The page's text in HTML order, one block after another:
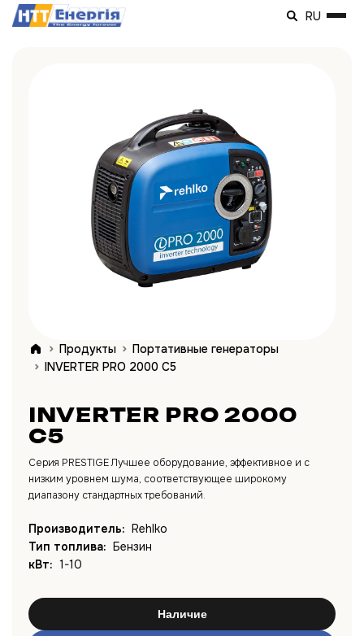
RU
Продукты
Портативные генераторы
INVERTER PRO 2000 C5
INVERTER PRO 2000
C5
Серия PRESTIGE Лучшее оборудование, эффективное и с
низким уровнем шума, соответствующее широкому
диапазону стандартных требований.
Производитель: Rehlko
Тип топлива: Бензин
кВт: 1-10
Наличие